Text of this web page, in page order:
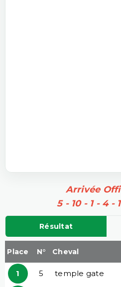
Arrivée
5 - 10 - 1 - 4 -
Résultat
Place N° Cheval
1 5 temple gate